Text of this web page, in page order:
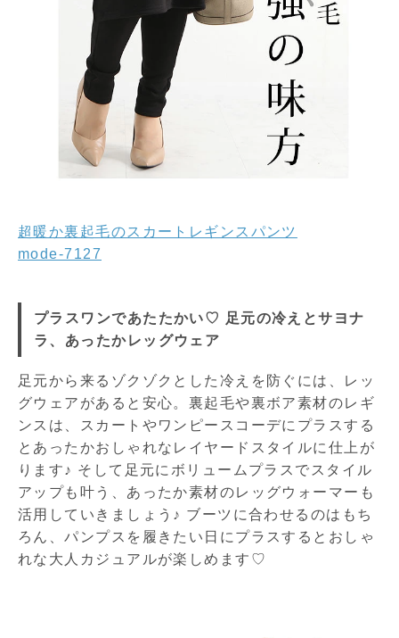
超暖か裏起毛のスカートレギンスパンツ
mode-7127
プラスワンであたたかい♡ 足元の冷えとサヨナ
ラ、あったかレッグウェア
足元から来るゾクゾクとした冷えを防ぐには、レッ
グウェアがあると安心。裏起毛や裏ボア素材のレギ
ンスは、スカートやワンピースコーデにプラスする
とあったかおしゃれなレイヤードスタイルに仕上が
ります♪ そして足元にボリュームプラスでスタイル
アップも叶う、あったか素材のレッグウォーマーも
活用していきましょう♪ ブーツに合わせるのはもち
ろん、パンプスを履きたい日にプラスするとおしゃ
れな大人カジュアルが楽しめます♡